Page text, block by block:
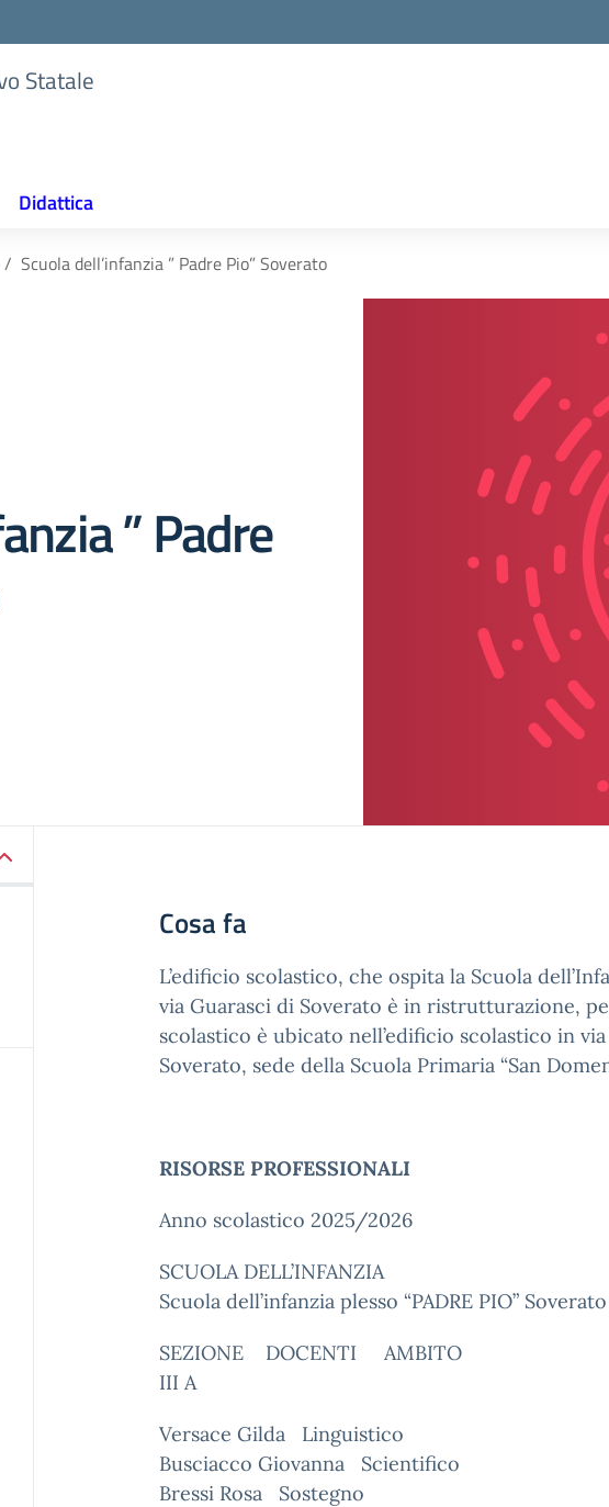
Statale
Didattica
Scuola dell’infanzia ” Padre Pio” Soverato
” Padre
Cosa fa
L’edificio scolastico, che ospita la Scuola
via Guarasci di Soverato è in ristrutturazione,
scolastico è ubicato nell’edificio scolastico in via
Soverato, sede della Scuola Primaria “San
RISORSE PROFESSIONALI
Anno scolastico 2025/2026
SCUOLA DELL’INFANZIA
Scuola dell’infanzia plesso “PADRE PIO”
SEZIONE DOCENTI AMBITO
III A
Versace Gilda Linguistico
Busciacco Giovanna Scientifico
Bressi Rosa Sostegno